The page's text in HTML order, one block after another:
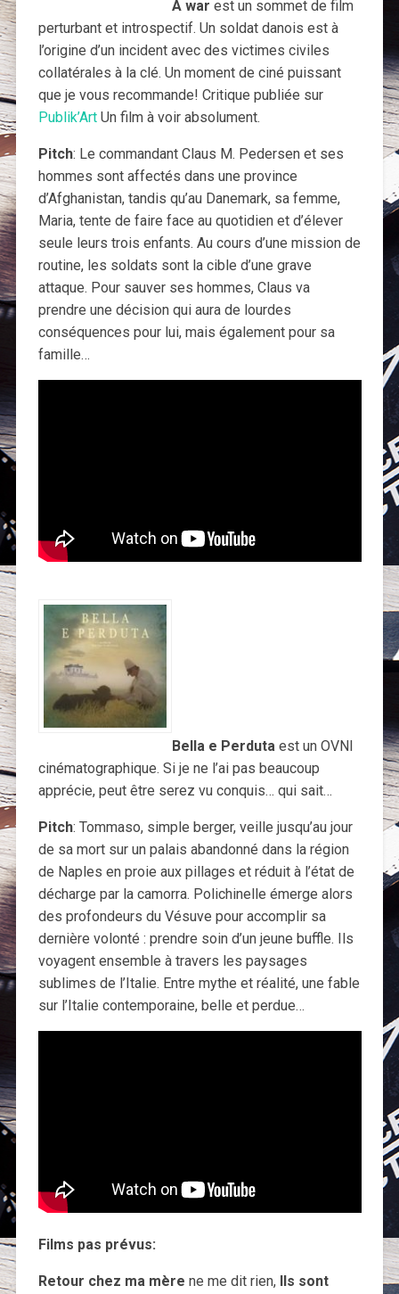
A war est un sommet de film
perturbant et introspectif. Un soldat danois est à
l’origine d’un incident avec des victimes civiles
collatérales à la clé. Un moment de ciné puissant
que je vous recommande! Critique publiée sur
Publik’ArtUn film à voir absolument.
Pitch: Le commandant Claus M. Pedersen et ses
hommes sont affectés dans une province
d’Afghanistan, tandis qu’au Danemark, sa femme,
Maria, tente de faire face au quotidien et d’élever
seule leurs trois enfants. Au cours d’une mission de
routine, les soldats sont la cible d’une grave
attaque. Pour sauver ses hommes, Claus va
prendre une décision qui aura de lourdes
conséquences pour lui, mais également pour sa
famille…
Bella e Perdutaest un OVNI
cinématographique. Si je ne l’ai pas beaucoup
apprécie, peut être serez vu conquis… qui sait…
Pitch: Tommaso, simple berger, veille jusqu’au jour
de sa mort sur un palais abandonné dans la région
de Naples en proie aux pillages et réduit à l’état de
décharge par la camorra. Polichinelle émerge alors
des profondeurs du Vésuve pour accomplir sa
dernière volonté : prendre soin d’un jeune buffle. Ils
voyagent ensemble à travers les paysages
sublimes de l’Italie. Entre mythe et réalité, une fable
sur l’Italie contemporaine, belle et perdue…
Films pas prévus:
Retour chez ma mère ne me dit rien,
Ils sont